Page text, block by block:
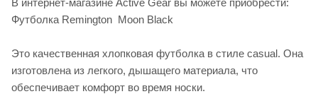
В интернет-магазине Active Gear вы можете приобрести:
Футболка Remington Moon Black
Это качественная хлопковая футболка в стиле casual. Она
изготовлена из легкого, дышащего материала, что
обеспечивает комфорт во время носки.